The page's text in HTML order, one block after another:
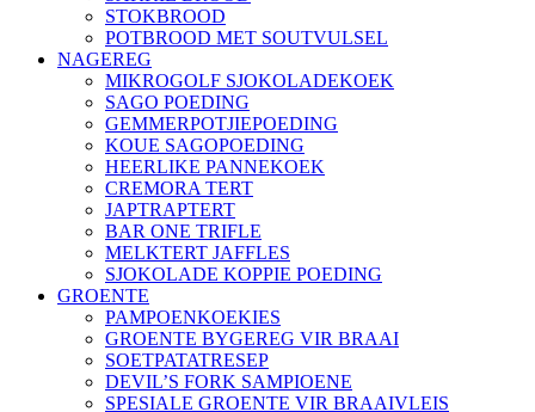
STOKBROOD
POTBROOD MET SOUTVULSEL
NAGEREG
MIKROGOLF SJOKOLADEKOEK
SAGO POEDING
GEMMERPOTJIEPOEDING
KOUE SAGOPOEDING
HEERLIKE PANNEKOEK
CREMORA TERT
JAPTRAPTERT
BAR ONE TRIFLE
MELKTERT JAFFLES
SJOKOLADE KOPPIE POEDING
GROENTE
PAMPOENKOEKIES
GROENTE BYGEREG VIR BRAAI
SOETPATATRESEP
DEVIL’S FORK SAMPIOENE
SPESIALE GROENTE VIR BRAAIVLEIS